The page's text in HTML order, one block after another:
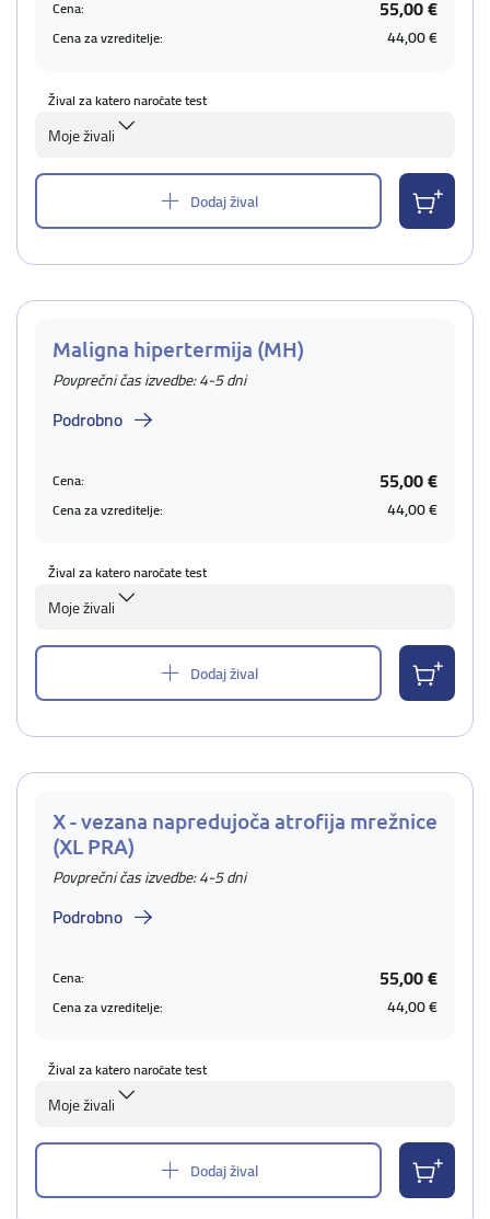
Cena: 55,00 €
Cena za vzreditelje: 44,00 €
Žival za katero naročate test
Moje živali
Dodaj žival
Maligna hipertermija (MH)
Povprečni čas izvedbe: 4-5 dni
Podrobno
Cena: 55,00 €
Cena za vzreditelje: 44,00 €
Žival za katero naročate test
Moje živali
Dodaj žival
X - vezana napredujoča atrofija mrežnice
(XL PRA)
Povprečni čas izvedbe: 4-5 dni
Podrobno
Cena: 55,00 €
Cena za vzreditelje: 44,00 €
Žival za katero naročate test
Moje živali
Dodaj žival